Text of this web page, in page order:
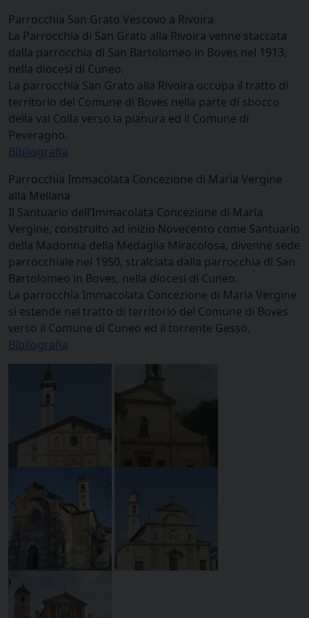
Parrocchia San Grato Vescovo a Rivoira
La Parrocchia di San Grato alla Rivoira venne staccata
dalla parrocchia di San Bartolomeo in Boves nel 1913,
nella diocesi di Cuneo.
La parrocchia San Grato alla Rivoira occupa il tratto di
territorio del Comune di Boves nella parte di sbocco
della val Colla verso la pianura ed il Comune di
Peveragno.
Bibliografia
Parrocchia Immacolata Concezione di Maria Vergine
alla Mellana
Il Santuario dell’Immacolata Concezione di Maria
Vergine, construito ad inizio Novecento come Santuario
della Madonna della Medaglia Miracolosa, divenne sede
parrocchiale nel 1950, stralciata dalla parrocchia di San
Bartolomeo in Boves, nella diocesi di Cuneo.
La parrocchia Immacolata Concezione di Maria Vergine
si estende nel tratto di territorio del Comune di Boves
verso il Comune di Cuneo ed il torrente Gesso.
Bibliografia